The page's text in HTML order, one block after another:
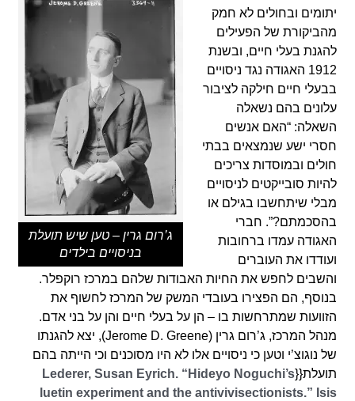
ג’רום גרין – טען שיש תועלת
בניסויים בילדים
יתומים ובחולים לא חמק
מהביקורת של הפעילים
להגנת בעלי חיים, ובשנת
1912 האגודה נגד ניסויים
בבעלי חיים חילקה לציבור
עלונים בהם נשאלה
השאלה: “האם אנשים
חסרי ישע שנמצאים בבתי
חולים ובמוסדות צריכים
להיות סובייקטים לניסויים
מבלי שיתחשבו בגילם או
בהסכמתם?”. חברי
האגודה עמדו ברחובות
ועודדו את העוברים
והשבים לחפש את החיות האבודות שלהם במרכז רוקפלר.
בנוסף, הם הפצירו בעובדי המשק של המרכז לחשוף את
הזוועות שמתרחשות בו – הן על בעלי חיים והן על בני אדם.
מנהל המרכז, ג’רום גרין (Jerome D. Greene), יצא להגנתו
של נוגוצ’י וטען כי ניסויים אלו לא היו מסוכנים וכי הייתה בהם
תועלת{{Lederer, Susan Eyrich. “Hideyo Noguchi’s
luetin experiment and the antivivisectionists.” Isis